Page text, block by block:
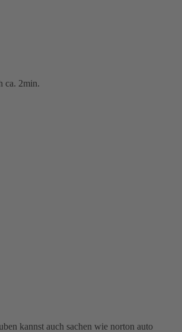
ca. 2min.
kannst auch sachen wie norton auto